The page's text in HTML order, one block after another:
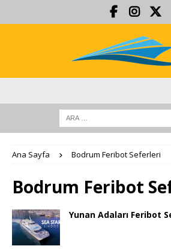
Ana Sayfa Bodrum Feribot Seferleri
Bodrum Feribot
Yunan Adaları Feribot